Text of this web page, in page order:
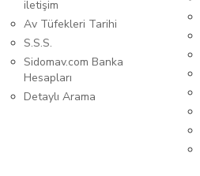
iletişim
Av Tüfekleri Tarihi
S.S.S.
Sidomav.com Banka
Hesapları
Detaylı Arama